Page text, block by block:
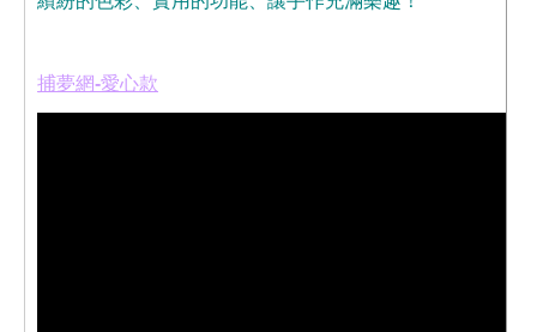
捕夢網-愛心款